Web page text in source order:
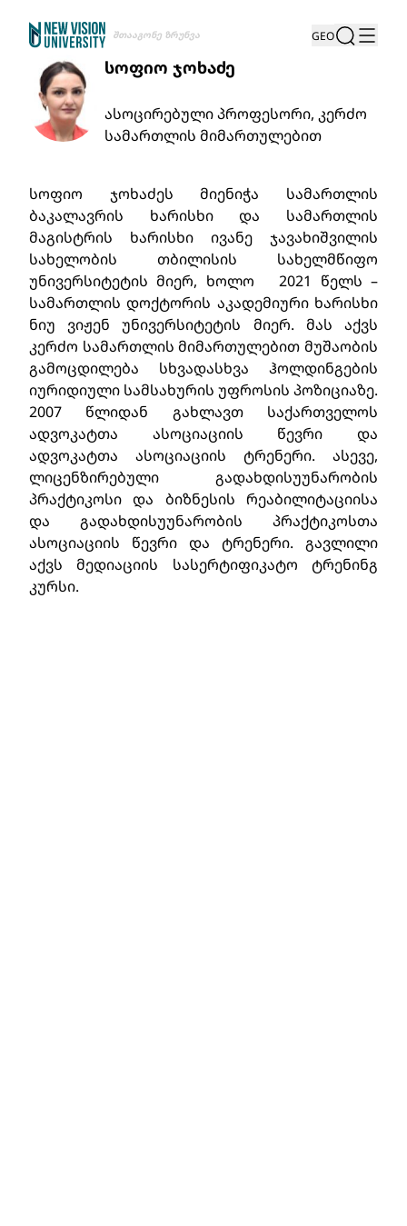
Შთააგონე Ზრუნვა GEO
სოფიო ჯოხაძე
ასოცირებული პროფესორი, კერძო
სამართლის მიმართულებით
სოფიო ჯოხაძეს მიენიჭა სამართლის
ბაკალავრის ხარისხი და სამართლის
მაგისტრის ხარისხი ივანე ჯავახიშვილის
სახელობის თბილისის სახელმწიფო
უნივერსიტეტის მიერ, ხოლო 2021 წელს –
სამართლის დოქტორის აკადემიური ხარისხი
ნიუ ვიჟენ უნივერსიტეტის მიერ. მას აქვს
კერძო სამართლის მიმართულებით მუშაობის
გამოცდილება სხვადასხვა ჰოლდინგების
იურიდიული სამსახურის უფროსის პოზიციაზე.
2007 წლიდან გახლავთ საქართველოს
ადვოკატთა ასოციაციის წევრი და
ადვოკატთა ასოციაციის ტრენერი. ასევე,
ლიცენზირებული გადახდისუუნარობის
პრაქტიკოსი და ბიზნესის რეაბილიტაციისა
და გადახდისუუნარობის პრაქტიკოსთა
ასოციაციის წევრი და ტრენერი. გავლილი
აქვს მედიაციის სასერტიფიკატო ტრენინგ
კურსი.